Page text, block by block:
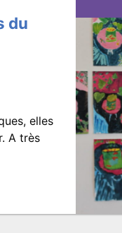
du
elles
A très